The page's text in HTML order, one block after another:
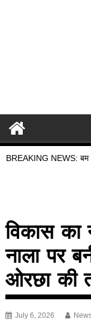
BREAKING NEWS: बम
विकास का
नाला पर
ओरछा की
July 6, 2026